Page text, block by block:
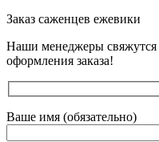
Заказ саженцев ежевики
Наши менеджеры
оформления заказа!
Ваше имя (обязательно)